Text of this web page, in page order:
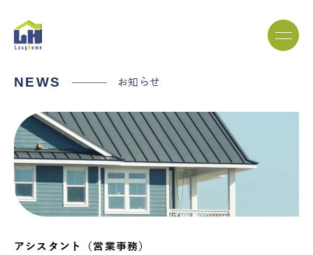
NEWS お知らせ
アシスタント（営業事務）